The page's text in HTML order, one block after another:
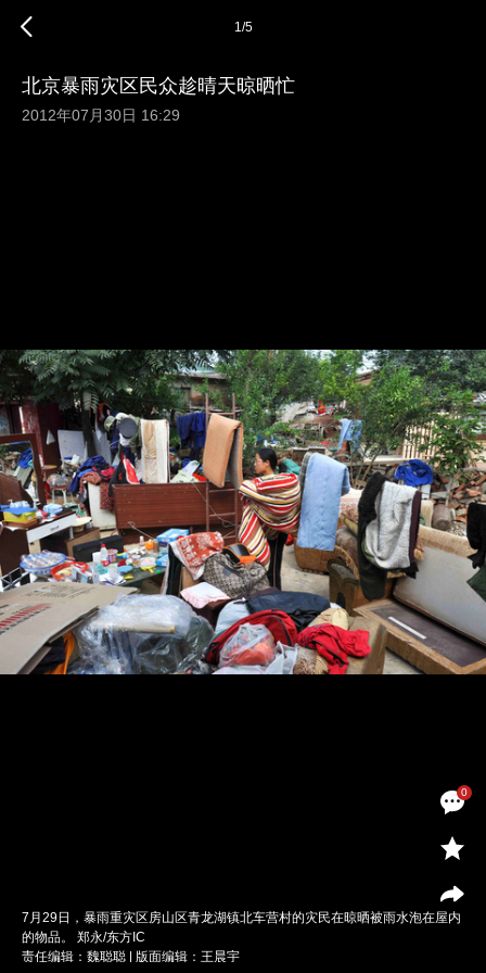
0
1/5
北京暴雨灾区民众趁晴天晾晒忙
2012年07月30日 16:29
7月29日，暴雨重灾区房山区青龙湖镇北车营村的灾民在晾晒被雨水泡在屋内
的物品。 郑永/东方IC
责任编辑：魏聪聪 | 版面编辑：王晨宇